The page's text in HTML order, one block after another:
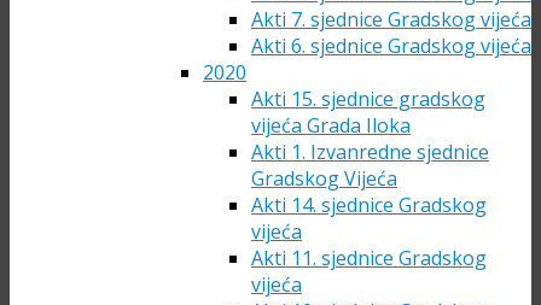
Akti 7. sjednice Gradskog vijeća
Akti 6. sjednice Gradskog vijeća
2020
Akti 15. sjednice gradskog
vijeća Grada Iloka
Akti 1. Izvanredne sjednice
Gradskog Vijeća
Akti 14. sjednice Gradskog
vijeća
Akti 11. sjednice Gradskog
vijeća